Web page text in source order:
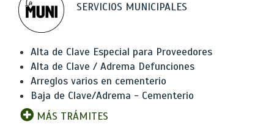
SERVICIOS MUNICIPALES
Alta de Clave Especial para Proveedores
Alta de Clave / Adrema Defunciones
Arreglos varios en cementerio
Baja de Clave/Adrema - Cementerio
MÁS TRÁMITES